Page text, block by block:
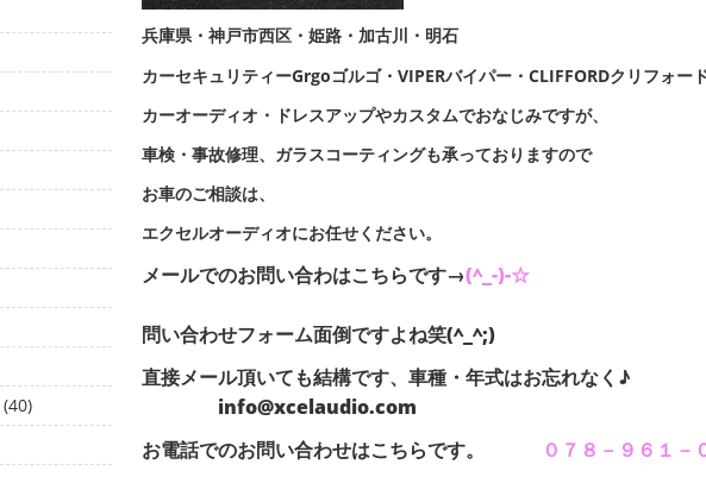
兵庫県・神戸市西区・姫路・加古川・明石
カーセキュリティーGrgoゴルゴ・VIPERバイパー・CLIFFORDクリフォー
カーオーディオ・ドレスアップやカスタムでおなじみですが、
車検・事故修理、ガラスコーティングも承っておりますので
お車のご相談は、
エクセルオーディオにお任せください。
メールでのお問い合わはこちらです→(^_-)-☆
問い合わせフォーム面倒ですよね笑(^_^;)
直接メール頂いても結構です、車種
info@xcelaudio.com
お電話でのお問い合わせはこちらです。
０７８－９６１－
(40)